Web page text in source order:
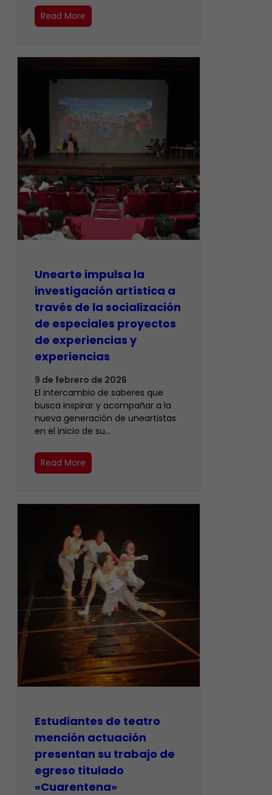
Read More
Unearte impulsa la
investigación artística a
través de la socialización
de especiales proyectos
de experiencias y
experiencias
9 de febrero de 2026
El intercambio de saberes que
busca inspirar y acompañar a la
nueva generación de uneartistas
en el inicio de su…
Read More
​Estudiantes de teatro
mención actuación
presentan su trabajo de
egreso titulado
«Cuarentena»